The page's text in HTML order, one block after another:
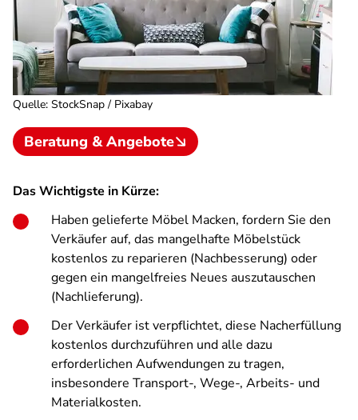
Quelle: StockSnap / Pixabay
Beratung & Angebote
Das Wichtigste in Kürze:
Haben gelieferte Möbel Macken, fordern Sie den
Verkäufer auf, das mangelhafte Möbelstück
kostenlos zu reparieren (Nachbesserung) oder
gegen ein mangelfreies Neues auszutauschen
(Nachlieferung).
Der Verkäufer ist verpflichtet, diese Nacherfüllung
kostenlos durchzuführen und alle dazu
erforderlichen Aufwendungen zu tragen,
insbesondere Transport-, Wege-, Arbeits- und
Materialkosten.